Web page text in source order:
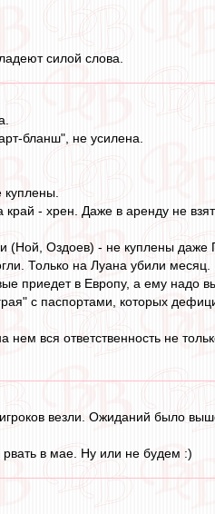
силой слова.
бланш", не усилена.
- хрен. Даже в аренду не
(Ной, Оздоев) - не куплены даже
Только на Луана убили месяц.
приедет в Европу, а ему надо
с паспортами, которых
вся ответственность не
везли. Ожиданий было
в мае. Ну или не будем :)